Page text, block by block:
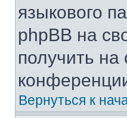
языкового
phpBB на
получить на
Вернуться к